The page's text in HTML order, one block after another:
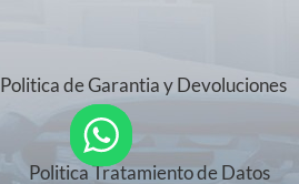
Politica de Garantia y Devoluciones
Politica Tratamiento de Datos